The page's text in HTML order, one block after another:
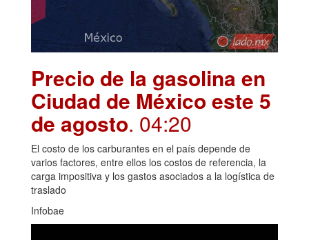
Precio de la gasolina en
Ciudad de México este 5
de agosto. 04:20
El costo de los carburantes en el país depende de
varios factores, entre ellos los costos de referencia, la
carga impositiva y los gastos asociados a la logística de
traslado
Infobae